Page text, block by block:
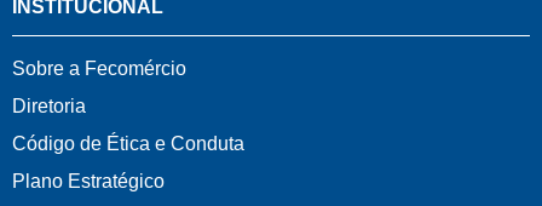
INSTITUCIONAL
Sobre a Fecomércio
Diretoria
Código de Ética e Conduta
Plano Estratégico